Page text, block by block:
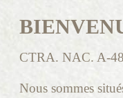
CTRA. NAC. A-
Nous sommes